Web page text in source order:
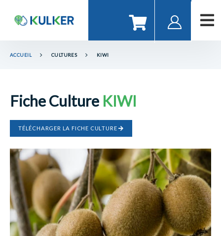
ACCUEIL CULTURES KIWI
Fiche Culture KIWI
TÉLÉCHARGER LA FICHE CULTURE